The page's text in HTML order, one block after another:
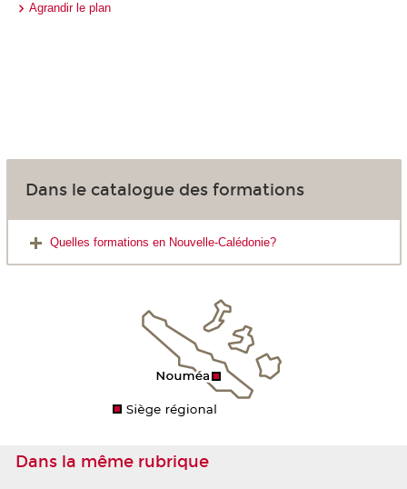
Agrandir le plan
Dans le catalogue des formations
Quelles formations en Nouvelle-Calédonie?
Dans la même rubrique